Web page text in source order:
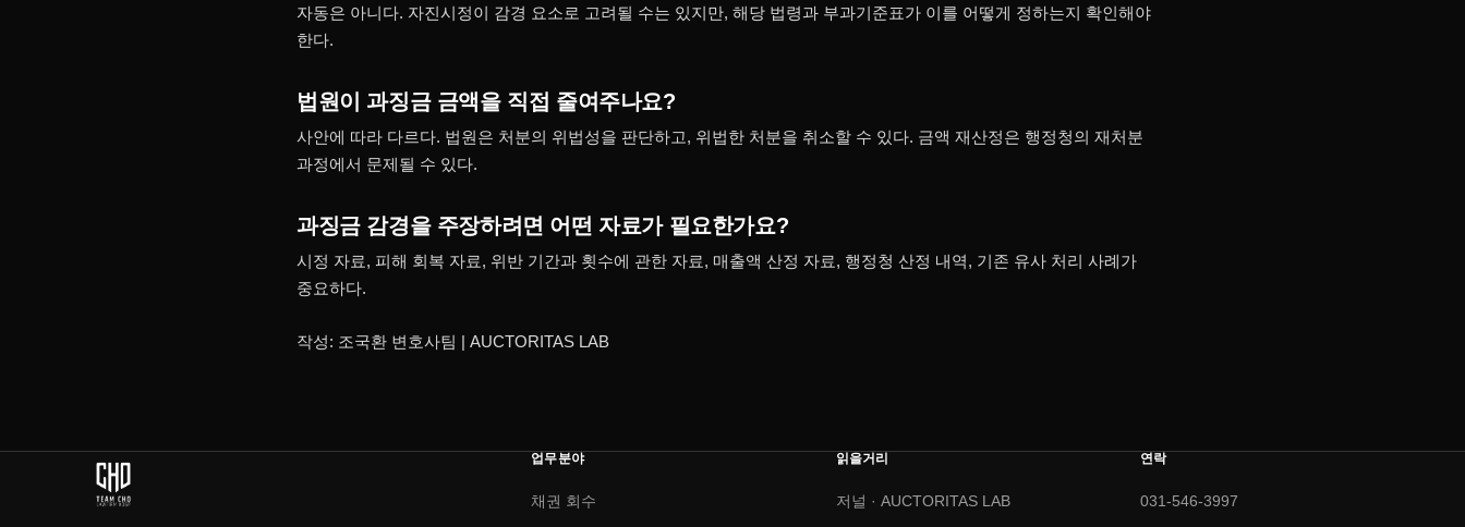
자동은 아니다. 자진시정이 감경 요소로 고려될 수는 있지만, 해당 법령과 부과기준표가 이를 어떻게 정하는지 확인해야
한다.
법원이 과징금 금액을 직접 줄여주나요?
사안에 따라 다르다. 법원은 처분의 위법성을 판단하고, 위법한 처분을 취소할 수 있다. 금액 재산정은 행정청의 재처분
과정에서 문제될 수 있다.
과징금 감경을 주장하려면 어떤 자료가 필요한가요?
시정 자료, 피해 회복 자료, 위반 기간과 횟수에 관한 자료, 매출액 산정 자료, 행정청 산정 내역, 기존 유사 처리 사례가
중요하다.
작성: 조국환 변호사팀 | AUCTORITAS LAB
업무분야
채권 회수
읽을거리
저널 · AUCTORITAS LAB
연락
031-546-3997